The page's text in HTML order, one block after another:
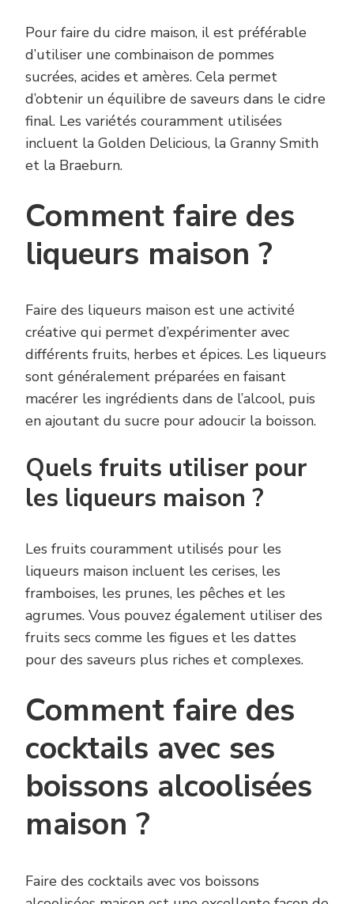
Pour faire du cidre maison, il est préférable
d’utiliser une combinaison de pommes
sucrées, acides et amères. Cela permet
d’obtenir un équilibre de saveurs dans le cidre
final. Les variétés couramment utilisées
incluent la Golden Delicious, la Granny Smith
et la Braeburn.
Comment faire des
liqueurs maison ?
Faire des liqueurs maison est une activité
créative qui permet d’expérimenter avec
différents fruits, herbes et épices. Les liqueurs
sont généralement préparées en faisant
macérer les ingrédients dans de l’alcool, puis
en ajoutant du sucre pour adoucir la boisson.
Quels fruits utiliser pour
les liqueurs maison ?
Les fruits couramment utilisés pour les
liqueurs maison incluent les cerises, les
framboises, les prunes, les pêches et les
agrumes. Vous pouvez également utiliser des
fruits secs comme les figues et les dattes
pour des saveurs plus riches et complexes.
Comment faire des
cocktails avec ses
boissons alcoolisées
maison ?
Faire des cocktails avec vos boissons